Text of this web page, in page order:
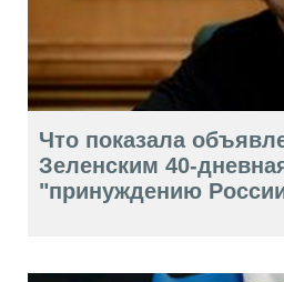
Что показала
Зеленским 40-
"принуждению